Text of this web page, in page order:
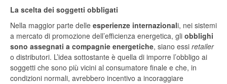
La scelta dei soggetti obbligati
Nella maggior parte delle esperienze internazionali, nei sistemi
a mercato di promozione dell’efficienza energetica, gli obblighi
sono assegnati a compagnie energetiche, siano essi retailer
o distributori. L’idea sottostante è quella di imporre l’obbligo ai
soggetti che sono più vicini al consumatore finale e che, in
condizioni normali, avrebbero incentivo a incoraggiare